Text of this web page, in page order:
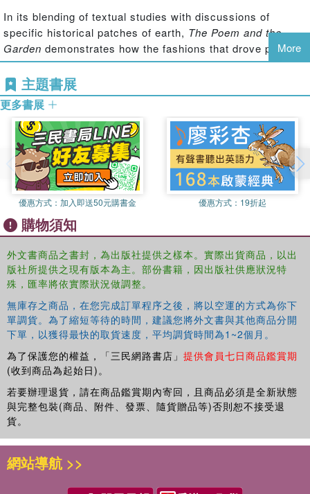
In its blending of textual studies with discussions of
specific historical patches of earth, The Poem and the
Garden demonstrates how the fashions that drove poetic
invention were as likely to be influenced by a popular print
convention or a particular garden experience as they were
by the formal genres of the classical poets. By moving
beyond a strictly verbal approach in its analysis of
creative imitation, this volume offers new ways of
appreciating the kinds of comparative and competitive
methods that shaped early modern poetics. Noting shared
patterns—both conceptual and material—in these two
areas not only helps explain the persistence of botanical
metaphors in sixteenth-century books of poetry but also
offers a new perspective on the types of contrastive
illusions that distinguish the Elizabethan aesthetic.
With its interdisciplinary approach, The Poem and the
Gardenis of interest to all students and scholars who
study early modern poetics, book history, and garden
studies.
More
主題書展
更多書展
優惠方式： 加入即送50元購書金 優惠方式： 19折起
購物須知
外文書商品之書封，為出版社提供之樣本。實際出貨商品，以出
版社所提供之現有版本為主。部份書籍，因出版社供應狀況特
殊，匯率將依實際狀況做調整。
無庫存之商品，在您完成訂單程序之後，將以空運的方式為你下
單調貨。為了縮短等待的時間，建議您將外文書與其他商品分開
下單，以獲得最快的取貨速度，平均調貨時間為1~2個月。
為了保護您的權益，「三民網路書店」 提供會員七日商品鑑賞期
(收到商品為起始日)。
若要辦理退貨，請在商品鑑賞期內寄回，且商品必須是全新狀態
與完整包裝(商品、附件、發票、隨貨贈品等)否則恕不接受退
貨。
網站導航 >>